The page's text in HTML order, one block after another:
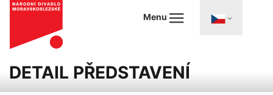
Menu
DETAIL PŘEDSTAVENÍ